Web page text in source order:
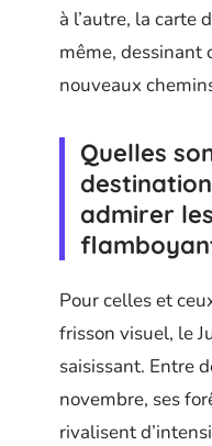
à l’autre, la carte
même, dessinant
nouveaux
Quelles
admirer
Pour celles et
frisson visuel, le
saisissant. Entre
novembre, ses
rivalisent